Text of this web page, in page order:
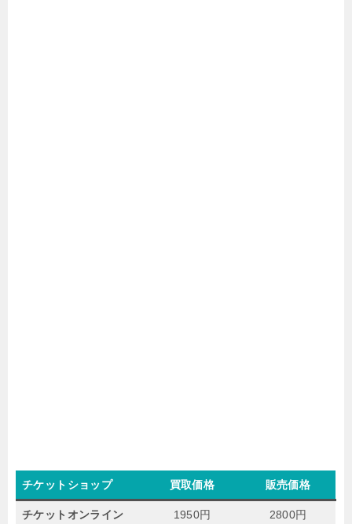
チケットショップ 買取価格 販売価格
チケットオンライン 1950円 2800円